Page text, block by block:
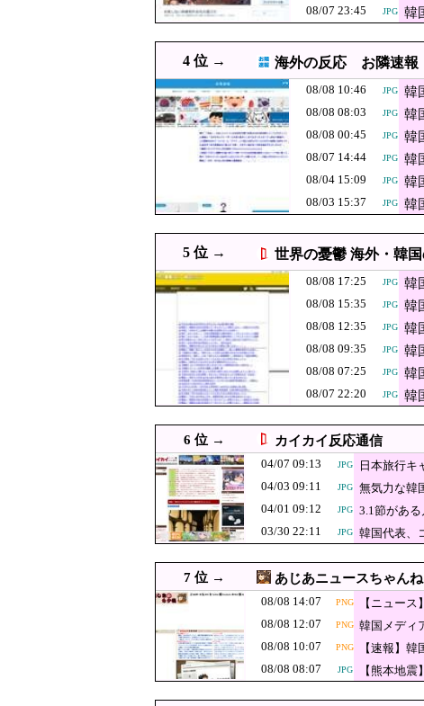
08/08 15:00 韓国人「イランとアメリカ、
08/08 14:55
「感動のフィナー
見ているような気
08/08 14:29 JPG 東京駅近くに「地下シェルタ
08/08 14:28 JPG 【悲報】コメ卸大手さん、営
08/08 14:24 JPG 日米のレアアース脱中
小池百合子知事、今年
08/08 14:10 JPG 習近平政権｢日本に
08/08 14:09
国家予算が枯渇し
アリティありすぎ
08/08 14:07 PNG 【ニュース】 広島記念
08/08 14:05 JPG
韓国人「『日本ビ
こちら…（ﾌﾞﾙﾌﾞﾙ
「差別でない」三重県知事が
08/08 14:00 【早稲田】“無銭飲食”複数の
08/08 14:00 JPG 韓国人「まさか…W杯視聴に
08/08 14:00 JPG 【衝撃】韓国人「大谷の今の
08/08 13:55 中国SNS「アニメの世界が現
08/08 13:39 JPG 【朗報】日本のおじいちゃん
08/08 13:38
【悲報】小野田紀美大
08/08 13:29 JPG 参政党、福岡県議選に30人擁
08/08 13:20 文科省が女性専用
08/08 13:10 ドイツ空港のウクライ
08/08 13:10 JPG
【速報】日本赤十
た」※今回で4回目
08/08 13:00 韓国人「投票用紙不足問題、
08/08 12:55 東大調査「外国人受け入れ反
（
08/07 23:45 JPG
韓
4 位 → 海外の反応 お隣速報
08/08 10:46 JPG
韓
が
08/08 08:03 JPG
韓
か
08/08 00:45 JPG
韓
見
08/07 14:44 JPG 韓
08/04 15:09 JPG
韓
ﾙ
08/03 15:37 JPG 韓
5 位 → 世界の憂鬱 海外・韓
08/08 17:25 JPG
韓
疑
08/08 15:35 JPG
韓
に
08/08 12:35 JPG
韓
に
08/08 09:35 JPG
韓
の
08/08 07:25 JPG
韓
に
08/07 22:20 JPG
韓
6 位 →
カイカイ反応通信
04/07 09:13
JPG
日本旅行キ
04/03 09:11
JPG
無気力な韓
04/01 09:12
JPG
3.1節があ
03/30 22:11
JPG 韓国代表、
7 位 → あじあニュースちゃん
08/08 14:07
PNG
【ニュー
08/08 12:07
PNG 韓国メディ
08/08 10:07
PNG
【速報】
08/08 08:07
JPG 【熊本地